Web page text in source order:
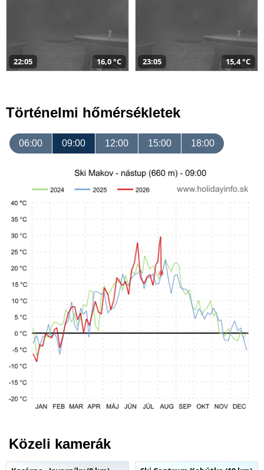
22:05 16,0 °C 23:05 15,4 °C
Történelmi hőmérsékletek
06:00 09:00 12:00 15:00 18:00
Közeli kamerák